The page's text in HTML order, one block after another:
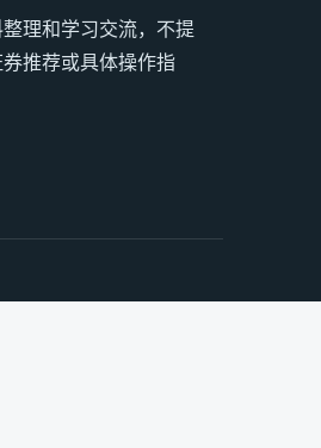
理和学习交流，不提
推荐或具体操作指